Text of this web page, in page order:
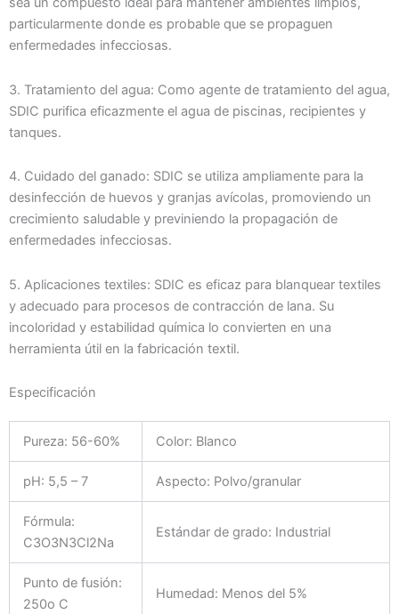
particularmente donde es probable que se propaguen
enfermedades infecciosas.
3. Tratamiento del agua: Como agente de tratamiento del agua,
SDIC purifica eficazmente el agua de piscinas, recipientes y
tanques.
4. Cuidado del ganado: SDIC se utiliza ampliamente para la
desinfección de huevos y granjas avícolas, promoviendo un
crecimiento saludable y previniendo la propagación de
enfermedades infecciosas.
5. Aplicaciones textiles: SDIC es eficaz para blanquear textiles
y adecuado para procesos de contracción de lana. Su
incoloridad y estabilidad química lo convierten en una
herramienta útil en la fabricación textil.
Especificación
Pureza: 56-60% Color: Blanco
pH: 5,5 – 7 Aspecto: Polvo/granular
Fórmula:
C3O3N3Cl2Na
Estándar de grado: Industrial
Punto de fusión:
250o C
Humedad: Menos del 5%